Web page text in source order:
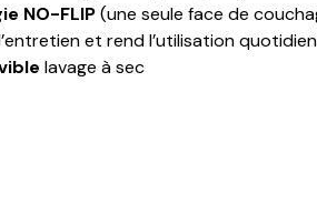
NO-FLIP(une seule face de
et rend l’utilisation
lavage à sec